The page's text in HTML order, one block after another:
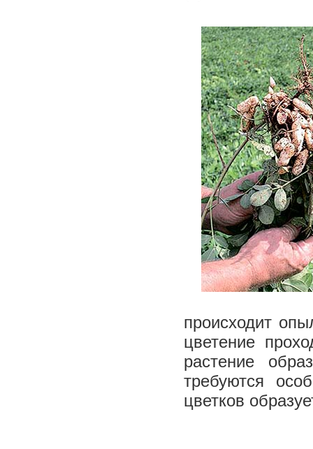
происходит
цветение
растение
требуются
цветков